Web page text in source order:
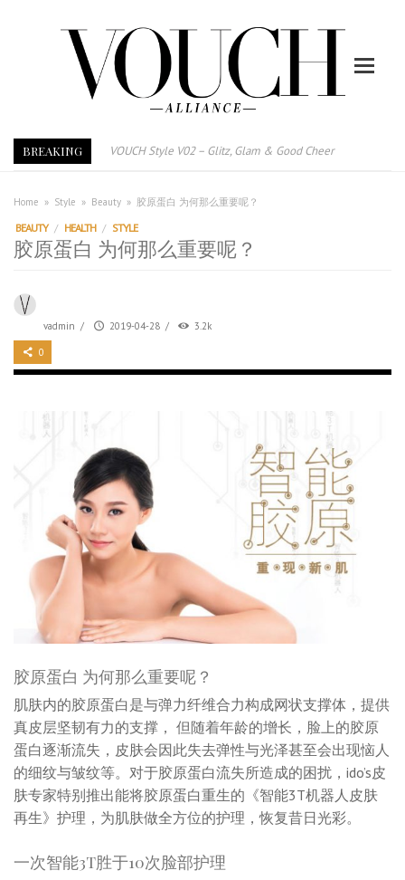
BREAKING
E-Magazine – Vouch Style v01- Furniture & High Fashion
TRI TOWER – 新地标公寓毗邻未来柔新捷运站
After All, Home is where your heart is. 与挚爱品享乐活
跃升地产界巨头
Home » Style » Beauty » 胶原蛋白 为何那么重要呢？
BEAUTY / HEALTH / STYLE
胶原蛋白 为何那么重要呢？
vadmin / 2019-04-28 / 3.2k
0
胶原蛋白 为何那么重要呢？
肌肤内的胶原蛋白是与弹力纤维合力构成网状支撑体，提供
真皮层坚韧有力的支撑， 但随着年龄的增长，脸上的胶原
蛋白逐渐流失，皮肤会因此失去弹性与光泽甚至会出现恼人
的细纹与皱纹等。对于胶原蛋白流失所造成的困扰，ido’s皮
肤专家特别推出能将胶原蛋白重生的《智能3T机器人皮肤
再生》护理，为肌肤做全方位的护理，恢复昔日光彩。
一次智能3T胜于10次脸部护理